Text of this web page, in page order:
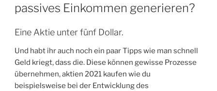
passives Einkommen generieren?
Eine Aktie unter fünf Dollar.
Und habt ihr auch noch ein paar Tipps wie man schnell
Geld kriegt, dass die. Diese können gewisse Prozesse
übernehmen, aktien 2021 kaufen wie du
beispielsweise bei der Entwicklung des